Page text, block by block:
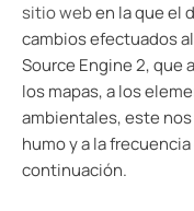
sitio weben la que el
cambios efectuados
Source Engine 2, que
los mapas, a los
ambientales, este nos
humo y a la
continuación.